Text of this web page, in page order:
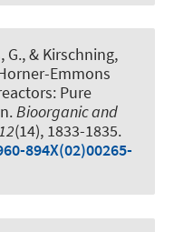
G., & Kirschning,
Emmons
Pure
.Bioorganic and
(14), 1833-1835.
894X(02)00265-